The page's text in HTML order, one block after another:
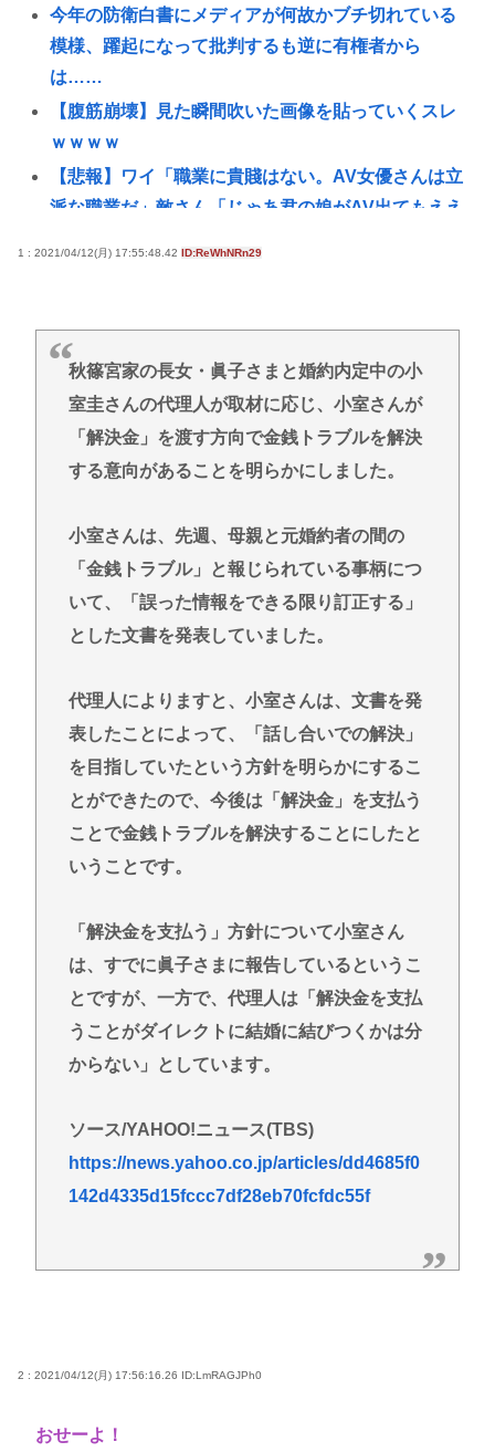
今年の防衛白書にメディアが何故かブチ切れている
模様、躍起になって批判するも逆に有権者から
は……
【腹筋崩壊】見た瞬間吹いた画像を貼っていくスレ
ｗｗｗｗ
【悲報】ワイ「職業に貴賤はない。AV女優さんは立
派な職業だ」敵さん「じゃあ君の娘がAV出てもええ
【悲報】ゾンビ映画、ガチで見て
ぇ・・・・・・・・・
【衝撃】前原圭一さんの遺書、今見るとガチで意味
不明すぎるwww
【悲報】お前の親「施設には絶対に入らない、お前
タイピング最強になりたいどうすればいいか教えろ
誰かワンウェイネジってやつの外し方教えて
【緊急】少子化の原因、判明するwww
誰でもできる仕事してるやつって死にたくならん
なして君ら「テスラ」買わないの？モデル3なら300
万程度で買える.コスパ最強車がここにあるのに
Powered by livedoor 相互RSS
1 : 2021/04/12(月) 17:55:48.42 ID:ReWhNRn29
秋篠宮家の長女・眞子さまと婚約内定中の小
室圭さんの代理人が取材に応じ、小室さんが
「解決金」を渡す方向で金銭トラブルを解決
する意向があることを明らかにしました。
小室さんは、先週、母親と元婚約者の間の
「金銭トラブル」と報じられている事柄につ
いて、「誤った情報をできる限り訂正する」
とした文書を発表していました。
代理人によりますと、小室さんは、文書を発
表したことによって、「話し合いでの解決」
を目指していたという方針を明らかにするこ
とができたので、今後は「解決金」を支払う
ことで金銭トラブルを解決することにしたと
いうことです。
「解決金を支払う」方針について小室さん
は、すでに眞子さまに報告しているというこ
とですが、一方で、代理人は「解決金を支払
うことがダイレクトに結婚に結びつくかは分
からない」としています。
ソース/YAHOO!ニュース(TBS)
https://news.yahoo.co.jp/articles/dd4685f0
142d4335d15fccc7df28eb70fcfdc55f
2 : 2021/04/12(月) 17:56:16.26 ID:LmRAGJPh0
おせーよ！